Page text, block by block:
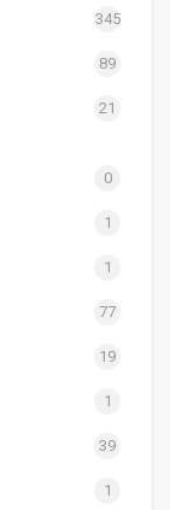
345
89
21
0
1
1
77
19
1
39
1